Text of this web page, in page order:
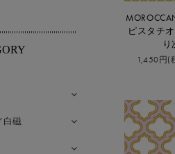
ピスタチ
り
1,450円(
白磁